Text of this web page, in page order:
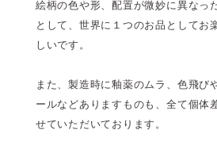
絵柄の色や形、配置が微妙に異なっ
として、世界に１つのお品としてお
しいです。
また、製造時に釉薬のムラ、色飛び
ールなどありますものも、全て個体
せていただいております。